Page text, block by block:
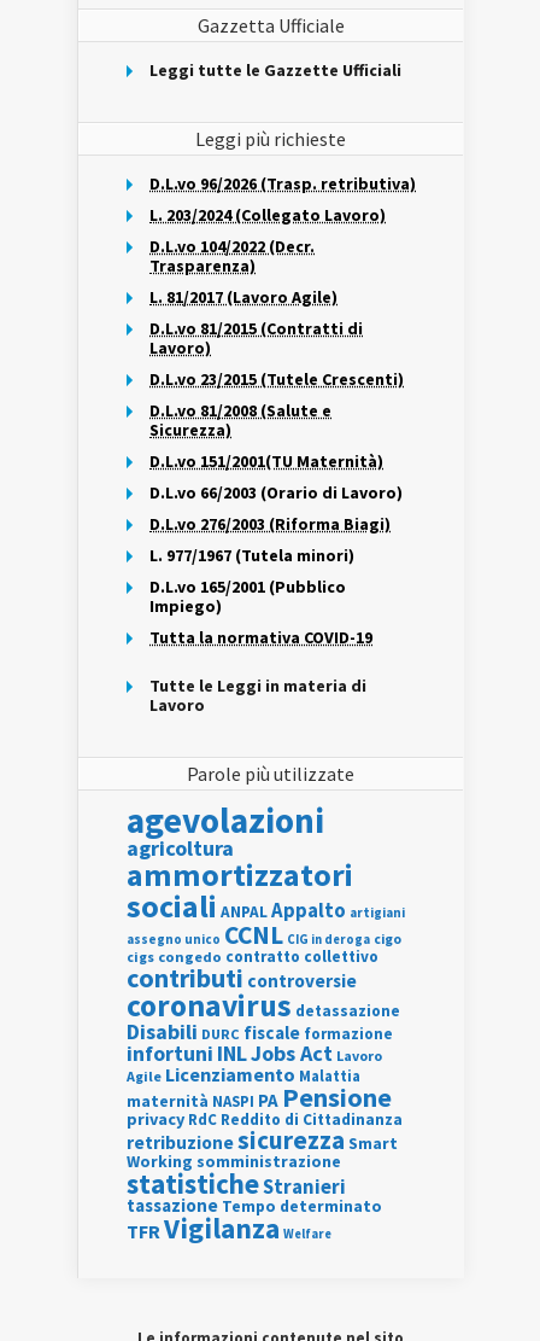
Gazzetta Ufficiale
Leggi tutte le Gazzette Ufficiali
Leggi più richieste
D.L.vo 96/2026 (Trasp. retributiva)
L. 203/2024 (Collegato Lavoro)
D.L.vo 104/2022 (Decr.
Trasparenza)
L. 81/2017 (Lavoro Agile)
D.L.vo 81/2015 (Contratti di
Lavoro)
D.L.vo 23/2015 (Tutele Crescenti)
D.L.vo 81/2008 (Salute e
Sicurezza)
D.L.vo 151/2001(TU Maternità)
D.L.vo 66/2003 (Orario di Lavoro)
D.L.vo 276/2003 (Riforma Biagi)
L. 977/1967 (Tutela minori)
D.L.vo 165/2001 (Pubblico
Impiego)
Tutta la normativa COVID-19
Tutte le Leggi in materia di
Lavoro
Parole più utilizzate
agevolazioni
agricoltura
ammortizzatori
sociali ANPALAppalto artigiani
assegno unico CCNL CIG in deroga cigo
cigs congedo contratto collettivo
contributi controversie
coronavirus detassazione
Disabili DURC fiscale formazione
infortuni INLJobs Act Lavoro
Agile Licenziamento Malattia
maternità NASPI PA Pensione
privacy RdC Reddito di Cittadinanza
retribuzionesicurezza Smart
Working somministrazione
statisticheStranieri
tassazione Tempo determinato
TFR Vigilanza Welfare